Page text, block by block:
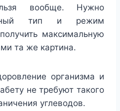
вообще. Нужно
тип и режим
максимальную
та же картина.
организма и
не требуют такого
углеводов.